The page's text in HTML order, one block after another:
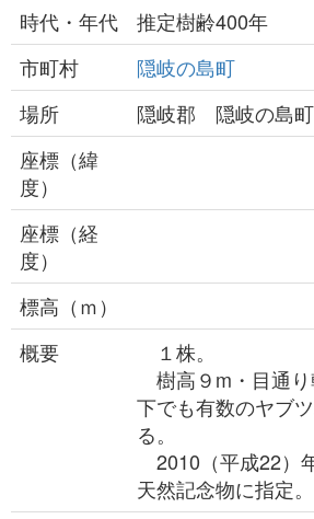
時代・年代
推定樹齢400年
市町村
隠岐の島町
場所
隠岐郡 隠岐の島
座標（緯
度）
座標（経
度）
標高（ｍ）
概要
１株。
樹高９m・目通
下でも有数のヤブ
る。
2010（平成22）
天然記念物に指定。